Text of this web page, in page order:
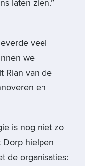
laten zien.”
veel
we
Rian van de
en
is nog niet zo
Dorp hielpen
de organisaties: